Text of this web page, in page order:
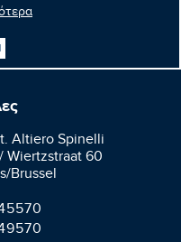
Altiero Spinelli
Wiertzstraat 60
Brussel